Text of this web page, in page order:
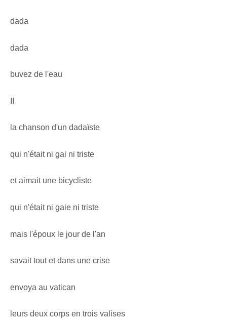
dada
dada
buvez de l'eau
la chanson d'un dadaïste
qui n'était ni gai ni triste
et aimait une bicycliste
qui n'était ni gaie ni triste
mais l'époux le jour de l'an
savait tout et dans une crise
envoya au vatican
leurs deux corps en trois valises